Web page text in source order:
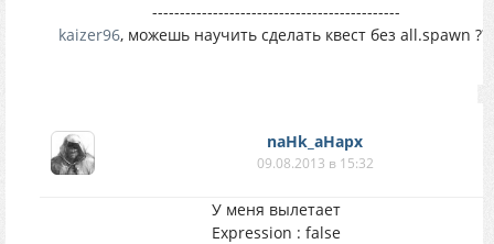
---------------------------------------------
kaizer96, можешь научить сделать квест без all.spawn ???
naHk_aHapx
09.08.2013 в 15:32
У меня вылетает
Expression : false